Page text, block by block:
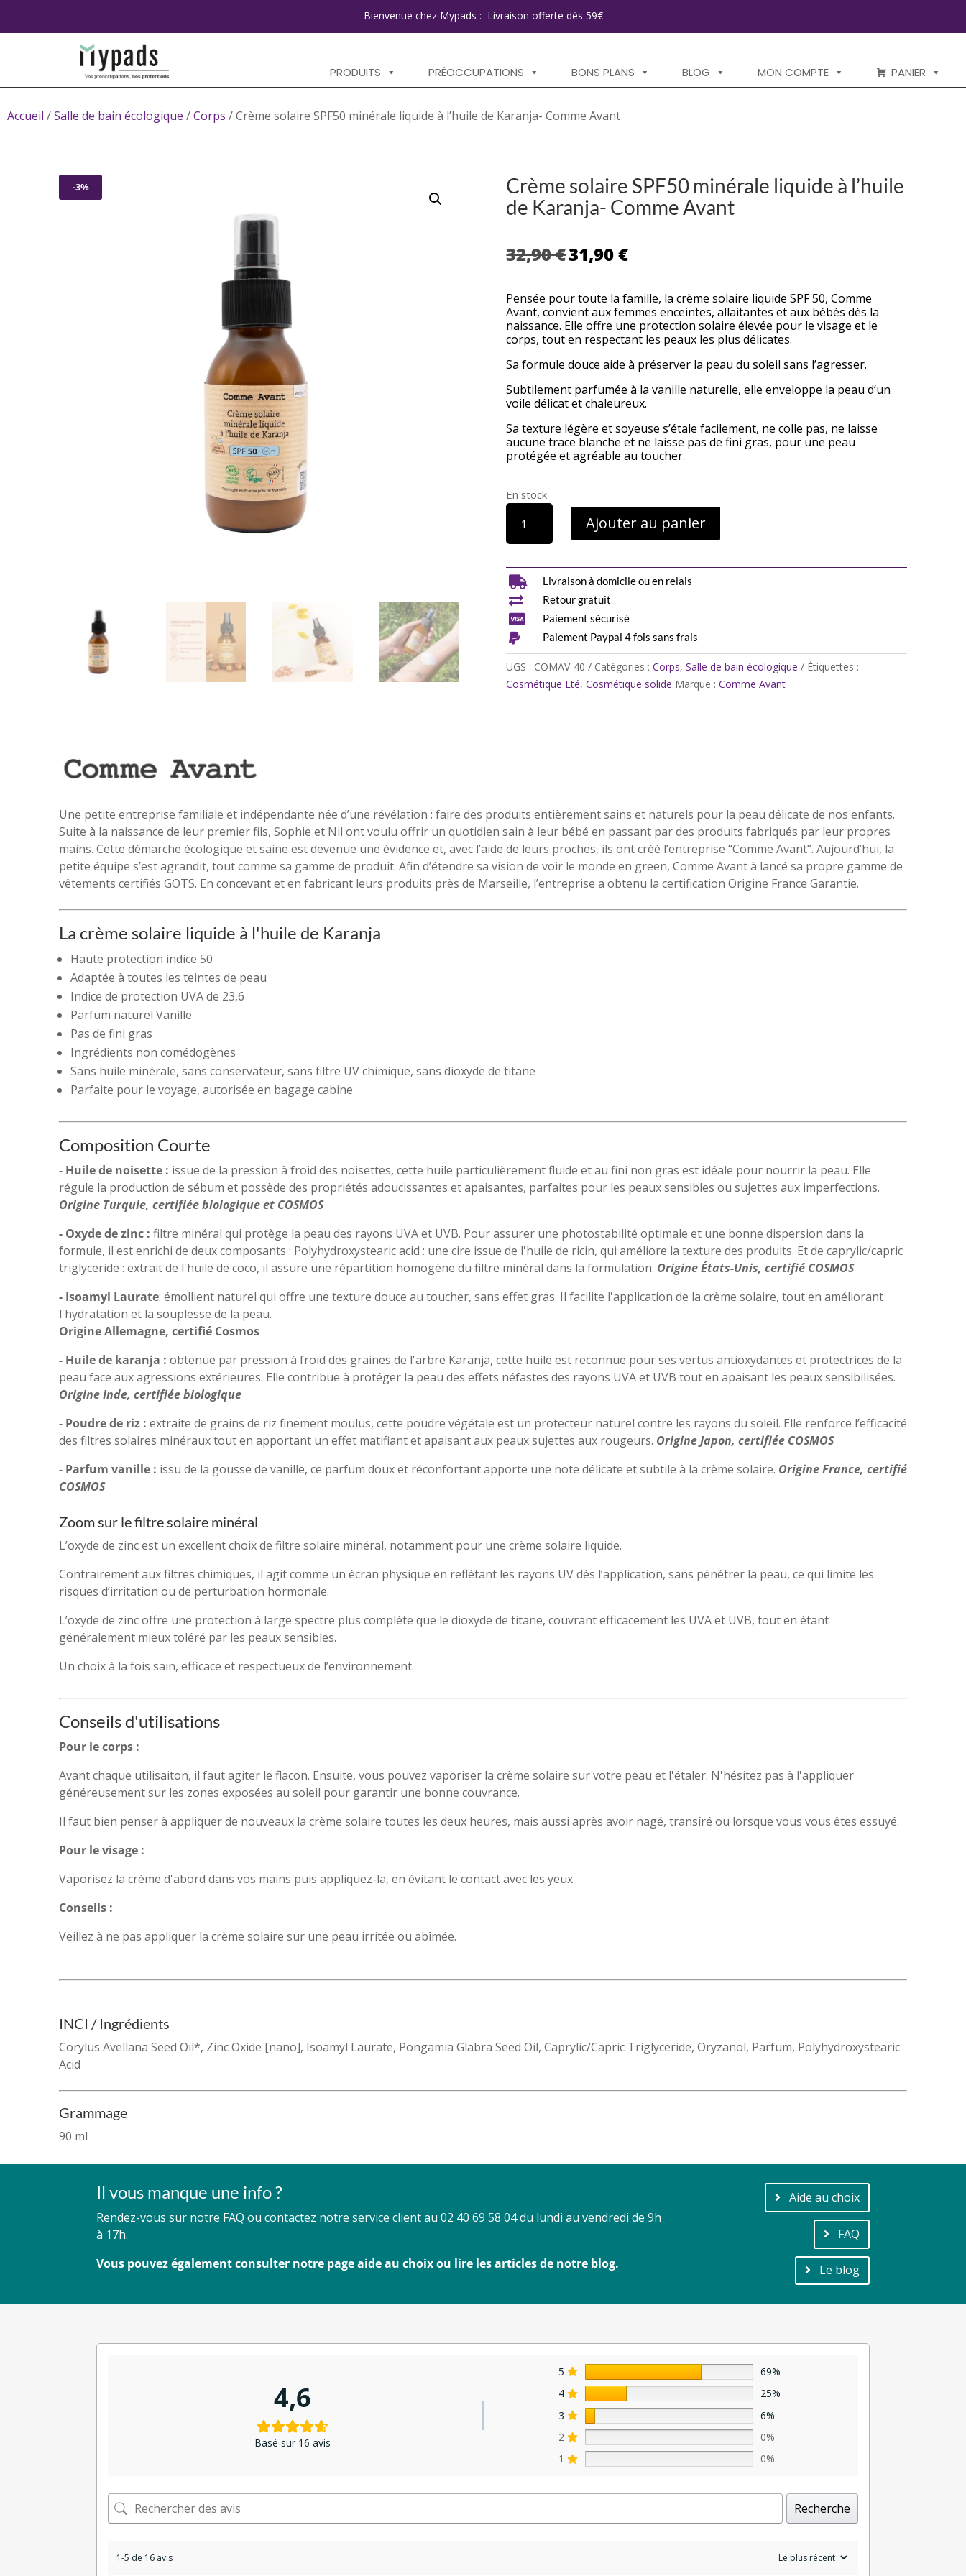
Bienvenue chez Mypads : Livraison offerte dès 59€
PRODUITS PRÉOCCUPATIONS BONS PLANS BLOG MON COMPTE PANIER
Accueil /Salle de bain écologique /Corps / Crème solaire SPF50 minérale liquide à l’huile de Karanja- Comme Avant
-3%
Crème solaire SPF50 minérale liquide à l’huile
de Karanja- Comme Avant
32,90€ Le
prix
était :
32,90 €.
31,90€Le
prix
est :
31,90 €.
Pensée pour toute la famille, la crème solaire liquide SPF 50, Comme
Avant, convient aux femmes enceintes, allaitantes et aux bébés dès la
naissance. Elle offre une protection solaire élevée pour le visage et le
corps, tout en respectant les peaux les plus délicates.
Sa formule douce aide à préserver la peau du soleil sans l’agresser.
Subtilement parfumée à la vanille naturelle, elle enveloppe la peau d’un
voile délicat et chaleureux.
Sa texture légère et soyeuse s’étale facilement, ne colle pas, ne laisse
aucune trace blanche et ne laisse pas de fini gras, pour une peau
protégée et agréable au toucher.
En stock
quantité
Crème
SPF50
minérale
liquide
à
l'huile
de
Karanja-
Comme
Ajouter au panier
 Livraison à domicile ou en relais
 Retour gratuit
 Paiement sécurisé
 Paiement Paypal 4 fois sans frais
UGS : COMAV-40 Catégories :Corps,Salle de bain écologique
Étiquettes :
Cosmétique Eté,Cosmétique solide Marque :Comme Avant
Une petite entreprise familiale et indépendante née d’une révélation : faire des produits entièrement sains et naturels pour la peau délicate de nos enfants.
Suite à la naissance de leur premier fils, Sophie et Nil ont voulu offrir un quotidien sain à leur bébé en passant par des produits fabriqués par leur propres
mains. Cette démarche écologique et saine est devenue une évidence et, avec l’aide de leurs proches, ils ont créé l’entreprise “Comme Avant”. Aujourd’hui, la
petite équipe s’est agrandit, tout comme sa gamme de produit. Afin d’étendre sa vision de voir le monde en green, Comme Avant à lancé sa propre gamme de
vêtements certifiés GOTS. En concevant et en fabricant leurs produits près de Marseille, l’entreprise a obtenu la certification Origine France Garantie.
La crème solaire liquide à l'huile de Karanja
Haute protection indice 50
Adaptée à toutes les teintes de peau
Indice de protection UVA de 23,6
Parfum naturel Vanille
Pas de fini gras
Ingrédients non comédogènes
Sans huile minérale, sans conservateur, sans filtre UV chimique, sans dioxyde de titane
Parfaite pour le voyage, autorisée en bagage cabine
Composition Courte
- Huile de noisette : issue de la pression à froid des noisettes, cette huile particulièrement fluide et au fini non gras est idéale pour nourrir la peau. Elle
régule la production de sébum et possède des propriétés adoucissantes et apaisantes, parfaites pour les peaux sensibles ou sujettes aux imperfections.
Origine Turquie, certifiée biologique et COSMOS
- Oxyde de zinc : filtre minéral qui protège la peau des rayons UVA et UVB. Pour assurer une photostabilité optimale et une bonne dispersion dans la
formule, il est enrichi de deux composants : Polyhydroxystearic acid : une cire issue de l'huile de ricin, qui améliore la texture des produits. Et de caprylic/capric
triglyceride : extrait de l'huile de coco, il assure une répartition homogène du filtre minéral dans la formulation. Origine États-Unis, certifié COSMOS
- Isoamyl Laurate: émollient naturel qui offre une texture douce au toucher, sans effet gras. Il facilite l'application de la crème solaire, tout en améliorant
l'hydratation et la souplesse de la peau.
Origine Allemagne, certifié Cosmos
- Huile de karanja : obtenue par pression à froid des graines de l'arbre Karanja, cette huile est reconnue pour ses vertus antioxydantes et protectrices de la
peau face aux agressions extérieures. Elle contribue à protéger la peau des effets néfastes des rayons UVA et UVB tout en apaisant les peaux sensibilisées.
Origine Inde, certifiée biologique
- Poudre de riz : extraite de grains de riz finement moulus, cette poudre végétale est un protecteur naturel contre les rayons du soleil. Elle renforce l’efficacité
des filtres solaires minéraux tout en apportant un effet matifiant et apaisant aux peaux sujettes aux rougeurs. Origine Japon, certifiée COSMOS
- Parfum vanille : issu de la gousse de vanille, ce parfum doux et réconfortant apporte une note délicate et subtile à la crème solaire. Origine France, certifié
COSMOS
Zoom sur le filtre solaire minéral
L’oxyde de zinc est un excellent choix de filtre solaire minéral, notamment pour une crème solaire liquide.
Contrairement aux filtres chimiques, il agit comme un écran physique en reflétant les rayons UV dès l’application, sans pénétrer la peau, ce qui limite les
risques d’irritation ou de perturbation hormonale.
L’oxyde de zinc offre une protection à large spectre plus complète que le dioxyde de titane, couvrant efficacement les UVA et UVB, tout en étant
généralement mieux toléré par les peaux sensibles.
Un choix à la fois sain, efficace et respectueux de l’environnement.
Conseils d'utilisations
Pour le corps :
Avant chaque utilisaiton, il faut agiter le flacon. Ensuite, vous pouvez vaporiser la crème solaire sur votre peau et l'étaler. N'hésitez pas à l'appliquer
généreusement sur les zones exposées au soleil pour garantir une bonne couvrance.
Il faut bien penser à appliquer de nouveaux la crème solaire toutes les deux heures, mais aussi après avoir nagé, transîré ou lorsque vous vous êtes essuyé.
Pour le visage :
Vaporisez la crème d'abord dans vos mains puis appliquez-la, en évitant le contact avec les yeux.
Conseils :
Veillez à ne pas appliquer la crème solaire sur une peau irritée ou abîmée.
INCI / Ingrédients
Corylus Avellana Seed Oil*, Zinc Oxide [nano], Isoamyl Laurate, Pongamia Glabra Seed Oil, Caprylic/Capric Triglyceride, Oryzanol, Parfum, Polyhydroxystearic
Acid
Grammage
90 ml
Il vous manque une info ?
Rendez-vous sur notre FAQ ou contactez notre service client au 02 40 69 58 04 du lundi au vendredi de 9h
à 17h.
Vous pouvez également consulter notre page aide au choix ou lire les articles de notre blog.
Aide au choix
FAQ
Le blog
4,6
Basé sur 16 avis
5
69%
4
25%
3
6%
2
0%
1
0%
Recherche
1-5 de 16 avis